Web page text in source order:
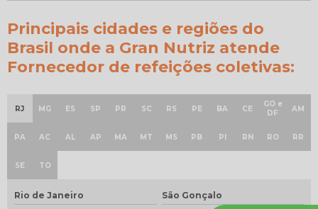
Principais cidades e regiões do
Brasil onde a Gran Nutriz atende
Fornecedor de refeições coletivas:
RJ MG ES SP PR SC RS PE BA CE
GO e
DF
AM
PA AC AL AP MA MT MS PB PI RN RO RR
SE TO
Rio de Janeiro São Gonçalo